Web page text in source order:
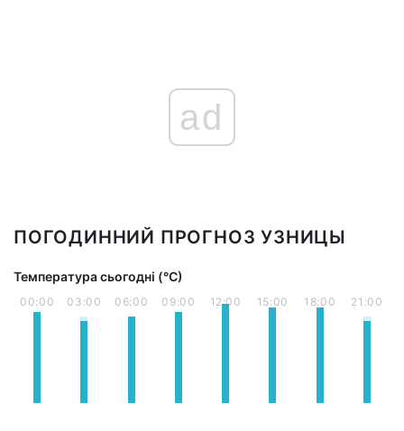
ad
ПОГОДИННИЙ ПРОГНОЗ УЗНИЦЫ
Температура сьогодні (°С)
00:00 03:00 06:00 09:00 12:00 15:00 18:00 21:00